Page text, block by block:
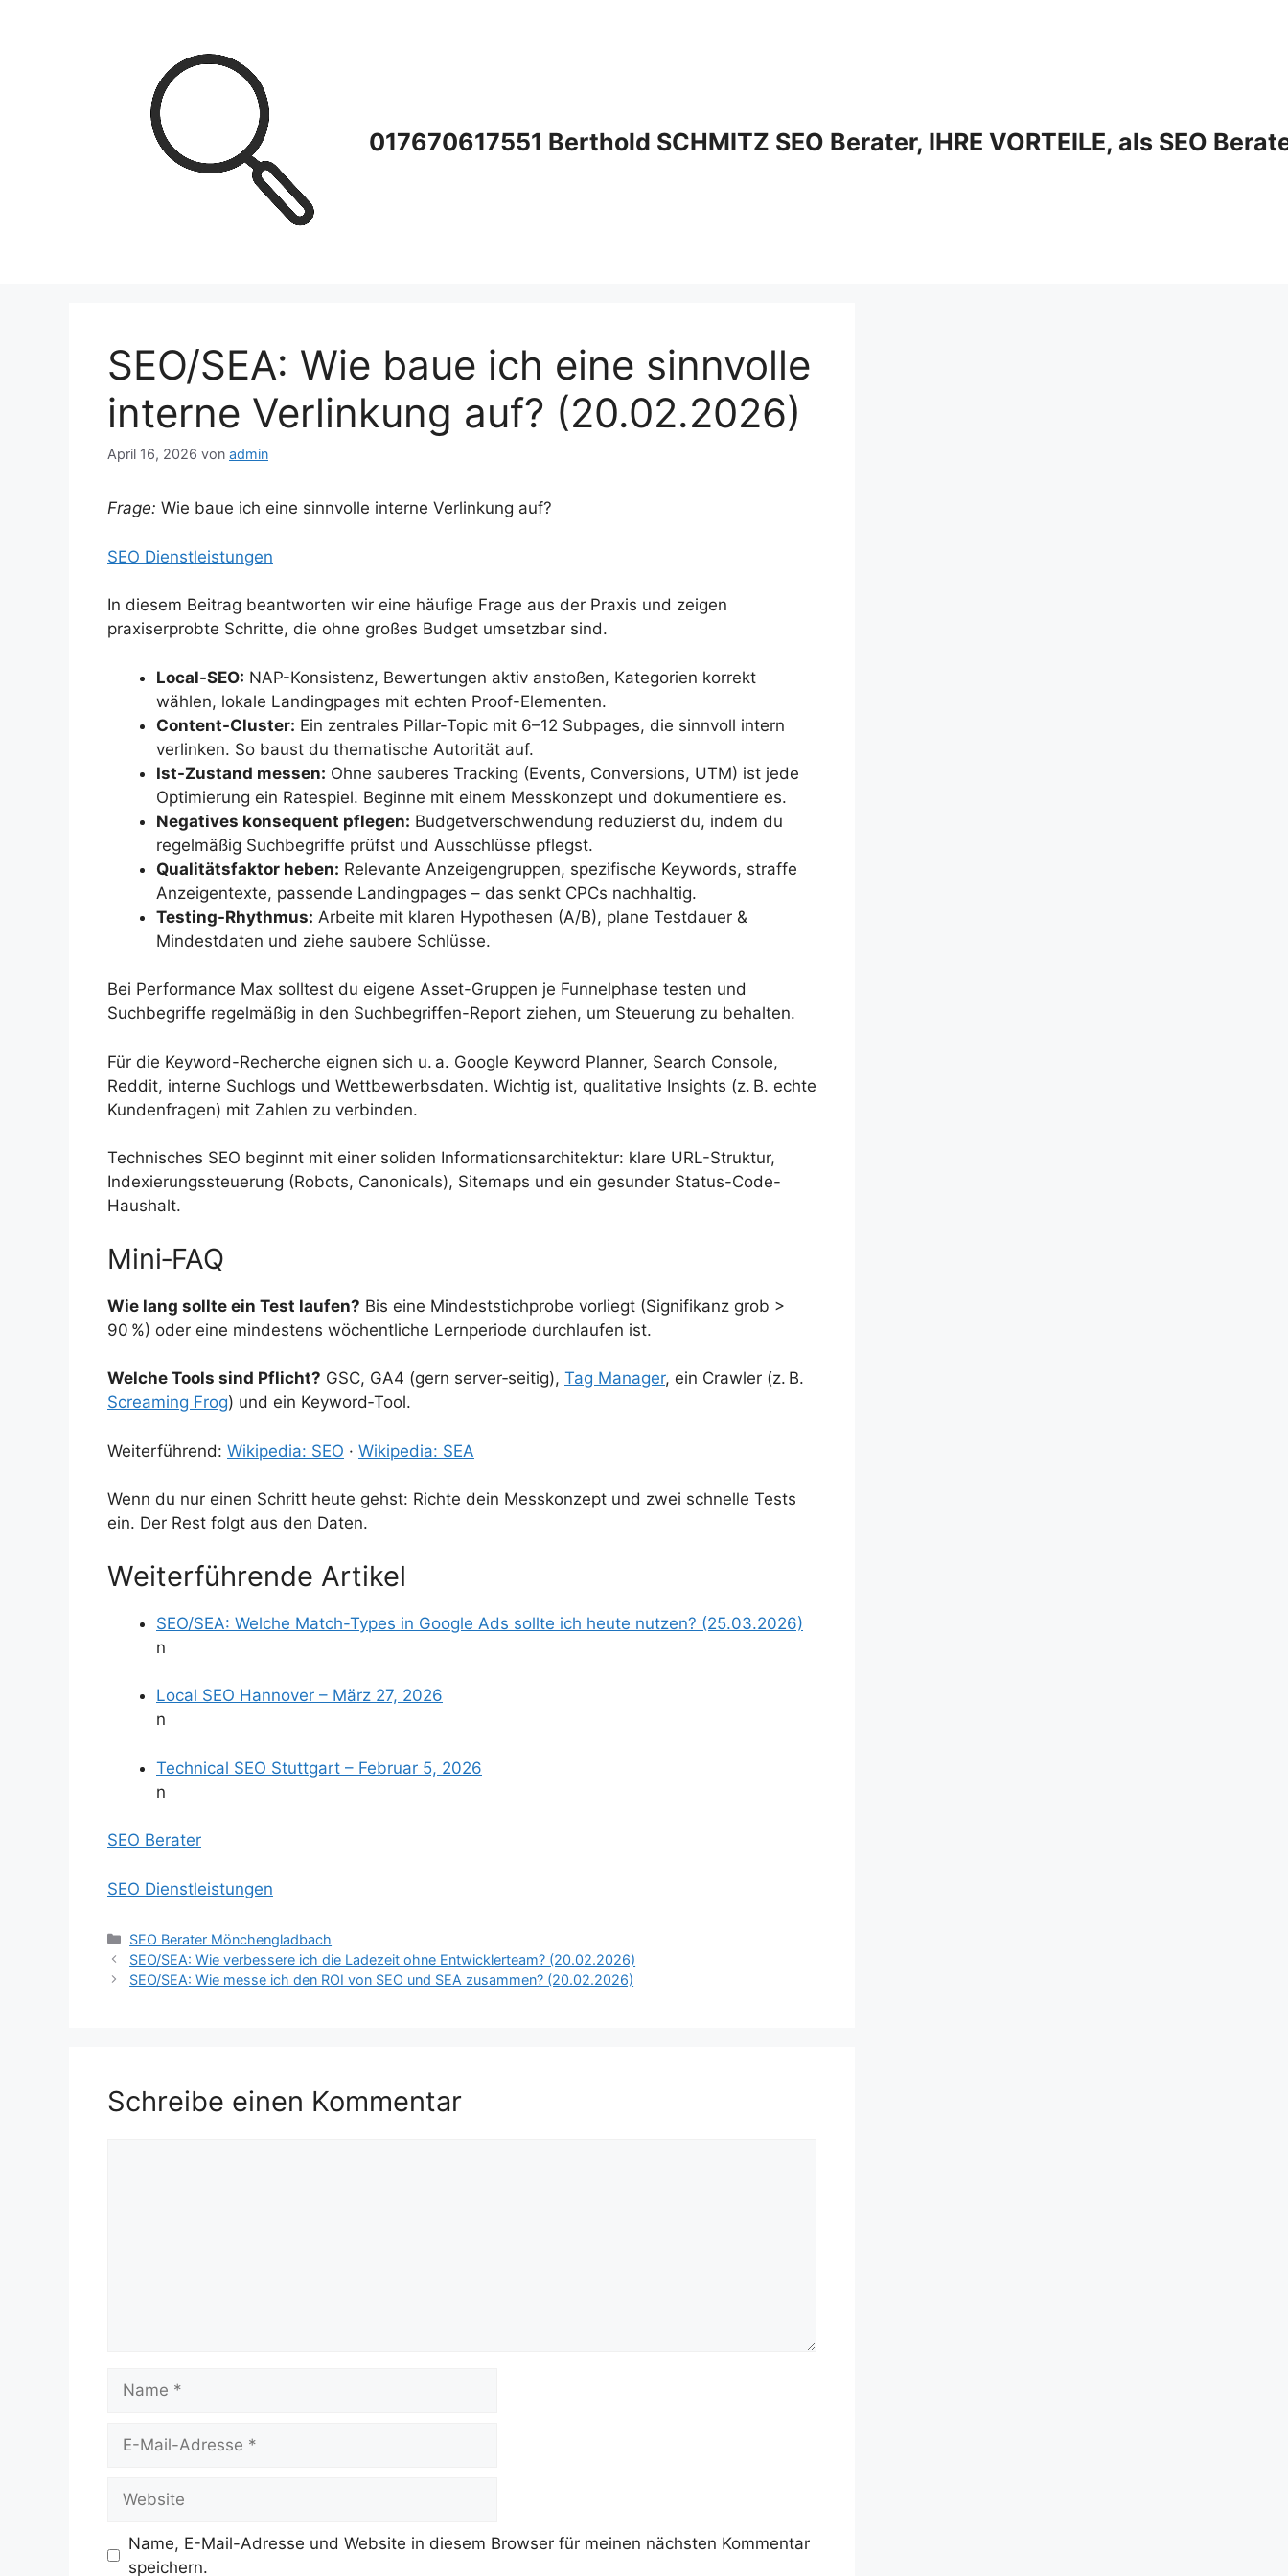
017670617551 Berthold SCHMITZ SEO Berater, IHRE VORTEILE, als SEO
SEO/SEA: Wie baue ich eine sinnvolle
interne Verlinkung auf? (20.02.2026)
April 16, 2026 von admin
Frage: Wie baue ich eine sinnvolle interne Verlinkung auf?
SEO Dienstleistungen
In diesem Beitrag beantworten wir eine häufige Frage aus der Praxis und zeigen
praxiserprobte Schritte, die ohne großes Budget umsetzbar sind.
Local-SEO: NAP-Konsistenz, Bewertungen aktiv anstoßen, Kategorien korrekt
wählen, lokale Landingpages mit echten Proof-Elementen.
Content-Cluster: Ein zentrales Pillar-Topic mit 6–12 Subpages, die sinnvoll intern
verlinken. So baust du thematische Autorität auf.
Ist-Zustand messen: Ohne sauberes Tracking (Events, Conversions, UTM) ist jede
Optimierung ein Ratespiel. Beginne mit einem Messkonzept und dokumentiere es.
Negatives konsequent pflegen: Budgetverschwendung reduzierst du, indem du
regelmäßig Suchbegriffe prüfst und Ausschlüsse pflegst.
Qualitätsfaktor heben: Relevante Anzeigengruppen, spezifische Keywords, straffe
Anzeigentexte, passende Landingpages – das senkt CPCs nachhaltig.
Testing-Rhythmus: Arbeite mit klaren Hypothesen (A/B), plane Testdauer &
Mindestdaten und ziehe saubere Schlüsse.
Bei Performance Max solltest du eigene Asset-Gruppen je Funnelphase testen und
Suchbegriffe regelmäßig in den Suchbegriffen-Report ziehen, um Steuerung zu behalten.
Für die Keyword-Recherche eignen sich u. a. Google Keyword Planner, Search Console,
Reddit, interne Suchlogs und Wettbewerbsdaten. Wichtig ist, qualitative Insights (z. B. echte
Kundenfragen) mit Zahlen zu verbinden.
Technisches SEO beginnt mit einer soliden Informationsarchitektur: klare URL-Struktur,
Indexierungssteuerung (Robots, Canonicals), Sitemaps und ein gesunder Status-Code-
Haushalt.
Mini‑FAQ
Wie lang sollte ein Test laufen? Bis eine Mindeststichprobe vorliegt (Signifikanz grob >
90 %) oder eine mindestens wöchentliche Lernperiode durchlaufen ist.
Welche Tools sind Pflicht? GSC, GA4 (gern server‑seitig), Tag Manager, ein Crawler (z. B.
Screaming Frog) und ein Keyword‑Tool.
Weiterführend: Wikipedia: SEO · Wikipedia: SEA
Wenn du nur einen Schritt heute gehst: Richte dein Messkonzept und zwei schnelle Tests
ein. Der Rest folgt aus den Daten.
Weiterführende Artikel
SEO/SEA: Welche Match-Types in Google Ads sollte ich heute nutzen? (25.03.2026)
n
Local SEO Hannover – März 27, 2026
n
Technical SEO Stuttgart – Februar 5, 2026
n
SEO Berater
SEO Dienstleistungen
Kategorien
SEO Berater Mönchengladbach
SEO/SEA: Wie verbessere ich die Ladezeit ohne Entwicklerteam? (20.02.2026)
SEO/SEA: Wie messe ich den ROI von SEO und SEA zusammen? (20.02.2026)
Schreibe einen Kommentar
Mail-
Name, E-Mail-Adresse und Website in diesem Browser für meinen nächsten Kommentar
speichern.